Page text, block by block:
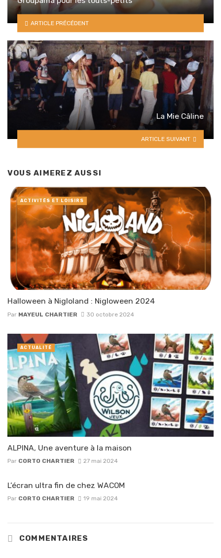
ARTICLE PRÉCÉDENT
La Mie Câline
ARTICLE SUIVANT
VOUS AIMEREZ AUSSI
Halloween à Nigloland : Nigloween 2024
Par MAYEUL CHARTIER 30 octobre 2024
ACTIVITÉS ET LOISIRS
ALPINA, Une aventure à la maison
Par CORTO CHARTIER 27 mai 2024
ACTUALITÉ
L’écran ultra fin de chez WACOM
Par CORTO CHARTIER 19 mai 2024
COMMENTAIRES